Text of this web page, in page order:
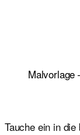
Malvorlage
Tauche ein in